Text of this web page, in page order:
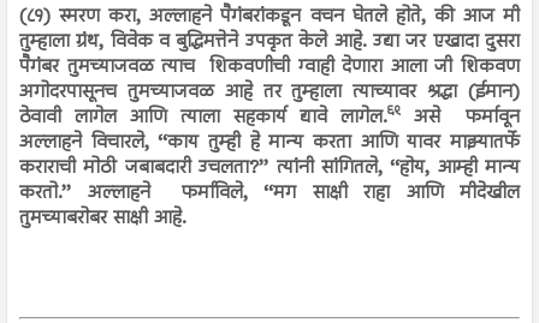
(८१) स्मरण करा, अल्लाहने पैगंबरांकडून वचन घेतले होते, की आज मी
तुम्हाला ग्रंथ, विवेक व बुद्धिमत्तेने उपकृत केले आहे. उद्या जर एखादा दुसरा
पैगंबर तुमच्याजवळ त्याच शिकवणीची ग्वाही देणारा आला जी शिकवण
अगोदरपासूनच तुमच्याजवळ आहे तर तुम्हाला त्याच्यावर श्रद्धा (ईमान)
ठेवावी लागेल आणि त्याला सहकार्य द्यावे लागेल.६९ असे फर्मावून
अल्लाहने विचारले, ‘‘काय तुम्ही हे मान्य करता आणि यावर माझ्यातर्फे
कराराची मोठी जबाबदारी उचलता?’’ त्यांनी सांगितले, ‘‘होय, आम्ही मान्य
करतो.’’ अल्लाहने फर्माविले, ‘‘मग साक्षी राहा आणि मीदेखील
तुमच्याबरोबर साक्षी आहे.